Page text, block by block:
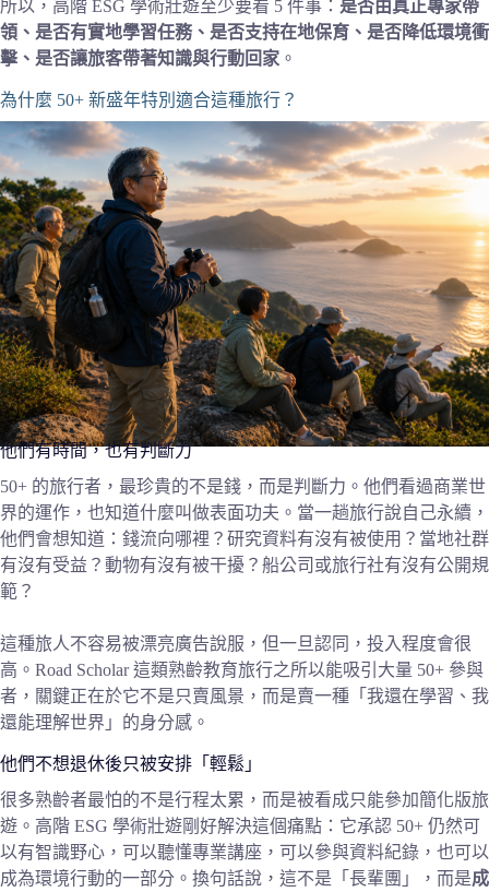
所以，高階 ESG 學術壯遊至少要看 5 件事： 是否由真正專家帶
領、是否有實地學習任務、是否支持在地保育、是否降低環境衝
擊、是否讓旅客帶著知識與行動回家 。
為什麼 50+ 新盛年特別適合這種旅行？
他們有時間，也有判斷力
50+ 的旅行者，最珍貴的不是錢，而是判斷力。他們看過商業世
界的運作，也知道什麼叫做表面功夫。當一趟旅行說自己永續，
他們會想知道：錢流向哪裡？研究資料有沒有被使用？當地社群
有沒有受益？動物有沒有被干擾？船公司或旅行社有沒有公開規
範？
這種旅人不容易被漂亮廣告說服，但一旦認同，投入程度會很
高。Road Scholar 這類熟齡教育旅行之所以能吸引大量 50+ 參與
者，關鍵正在於它不是只賣風景，而是賣一種「我還在學習、我
還能理解世界」的身分感。
他們不想退休後只被安排「輕鬆」
很多熟齡者最怕的不是行程太累，而是被看成只能參加簡化版旅
遊。高階 ESG 學術壯遊剛好解決這個痛點：它承認 50+ 仍然可
以有智識野心，可以聽懂專業講座，可以參與資料紀錄，也可以
成為環境行動的一部分。換句話說，這不是「長輩團」，而是成